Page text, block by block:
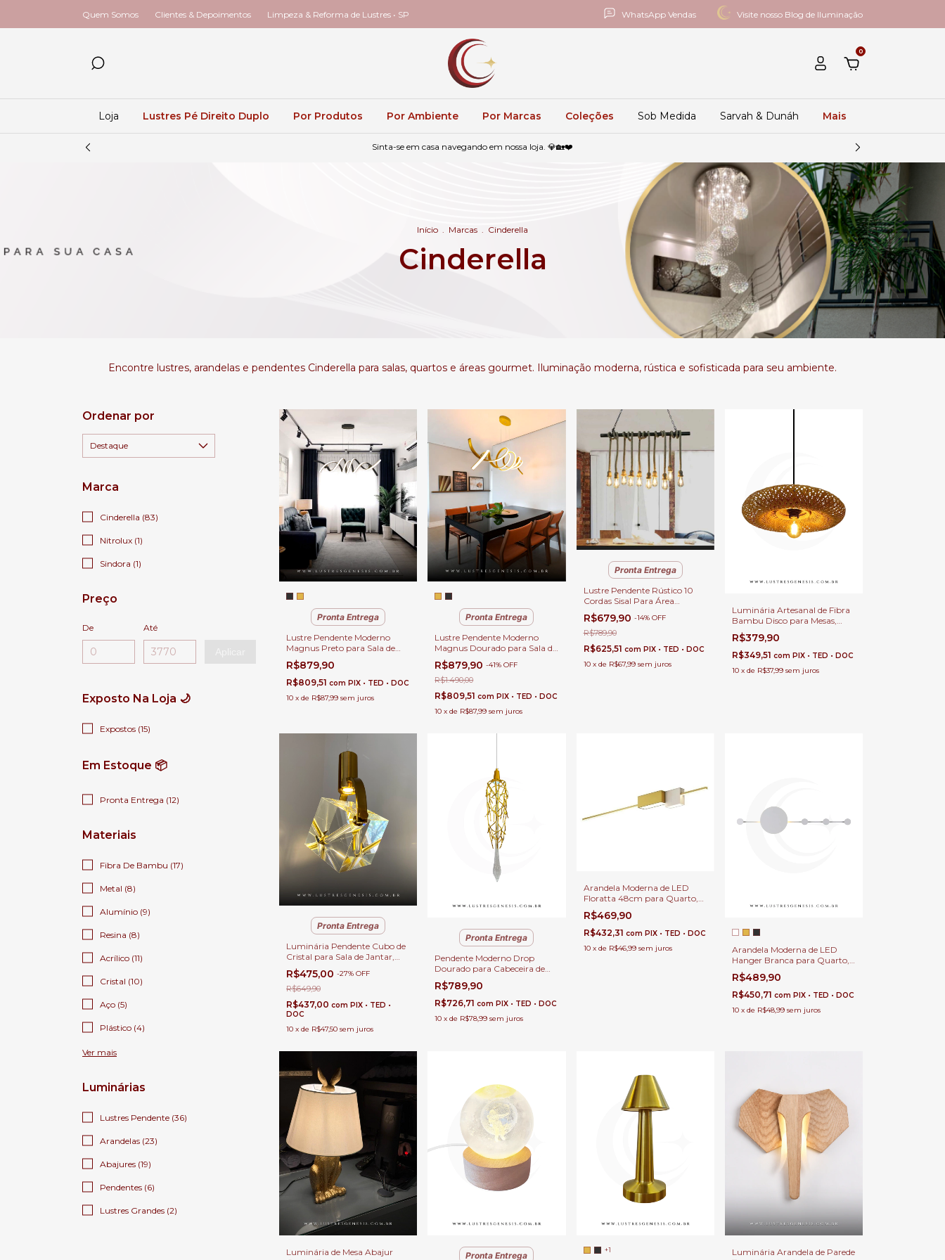
Quem Somos Clientes & Depoimentos Limpeza & Reforma de Lustres • SP WhatsApp Vendas Visite nosso Blog de Iluminação
0
Loja Lustres Pé Direito Duplo Por Produtos Por Ambiente Por Marcas Coleções Sob Medida Sarvah & Dunáh Mais
Sinta-se em casa navegando em nossa loja. 💎🏡❤️
Início . Marcas . Cinderella
Cinderella
Encontre lustres, arandelas e pendentes Cinderella para salas, quartos e áreas gourmet. Iluminação moderna, rústica e sofisticada para seu ambiente.
Ordenar por
Marca
Cinderella (83)
Nitrolux (1)
Sindora (1)
Preço
De Até
Exposto Na Loja 🌙
Expostos (15)
Em Estoque 📦
Pronta Entrega (12)
Materiais
Fibra De Bambu (17)
Metal (8)
Alumínio (9)
Resina (8)
Acrílico (11)
Cristal (10)
Aço (5)
Plástico (4)
Ver mais
Luminárias
Lustres Pendente (36)
Arandelas (23)
Abajures (19)
Pendentes (6)
Lustres Grandes (2)
Pronta Entrega
Lustre Pendente Moderno
Magnus Preto para Sala de
Jantar, Quartos e Sala de
Estar e Apartamento.
R$879,90
R$809,51 com PIX • TED • DOC
10 x de R$87,99 sem juros
Pronta Entrega
Lustre Pendente Moderno
Magnus Dourado para Sala de
Jantar, Quartos e Sala de
Estar e Apartamento.
R$879,90-41%OFF
R$1.490,00
R$809,51com PIX • TED • DOC
10 xde R$87,99 sem juros
Pronta Entrega
Lustre Pendente Rústico 10
Cordas Sisal Para Área
Gourmet, Quartos, Sala de
Jantar, Estar e Balcão.
R$679,90 -14% OFF
R$789,90
R$625,51 com PIX • TED • DOC
10 x de R$67,99 sem juros
Luminária Artesanal de Fibra
Bambu Disco para Mesas,
Balcão de Cozinha, Área
Gourmet e Sitio
R$379,90
R$349,51 com PIX • TED • DOC
10 x de R$37,99 sem juros
Pronta Entrega
Luminária Pendente Cubo de
Cristal para Sala de Jantar,
Quartos, Cabeceira de Cama ,
Lavabos e Balcão de Cozinha.
R$475,00 -27% OFF
R$649,90
R$437,00 com PIX • TED •
DOC
10 x de R$47,50 sem juros
Pronta Entrega
Pendente Moderno Drop
Dourado para Cabeceira de
Cama, Balcão de Cozinha,
Quartos e Lavabo
R$789,90
R$726,71com PIX • TED • DOC
10 xde R$78,99 sem juros
Arandela Moderna de LED
Floratta 48cm para Quarto,
Cabeceira de Cama, Lavabo,
Escadas e Quarto Infantil
R$469,90
R$432,31 com PIX • TED • DOC
10 x de R$46,99 sem juros
Arandela Moderna de LED
Hanger Branca para Quarto,
Cabeceira de Cama, Lavabo,
Hall de Entrada e Quarto
Infantil
R$489,90
R$450,71 com PIX • TED • DOC
10 x de R$48,99 sem juros
Luminária de Mesa Abajur
Pronta Entrega
+1
Luminária Arandela de Parede